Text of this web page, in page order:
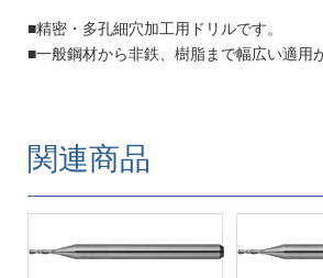
■精密・多孔細穴加工用ドリルです。
■一般鋼材から非鉄、樹脂まで幅広い適用
関連商品